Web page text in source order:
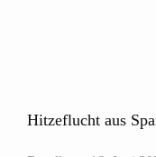
Hitzeflucht aus